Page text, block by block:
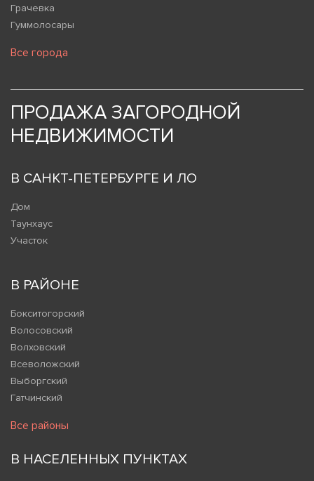
Грачевка
Гуммолосары
Все города
ПРОДАЖА ЗАГОРОДНОЙ
НЕДВИЖИМОСТИ
В САНКТ-ПЕТЕРБУРГЕ И ЛО
Дом
Таунхаус
Участок
В РАЙОНЕ
Бокситогорский
Волосовский
Волховский
Всеволожский
Выборгский
Гатчинский
Все районы
В НАСЕЛЕННЫХ ПУНКТАХ